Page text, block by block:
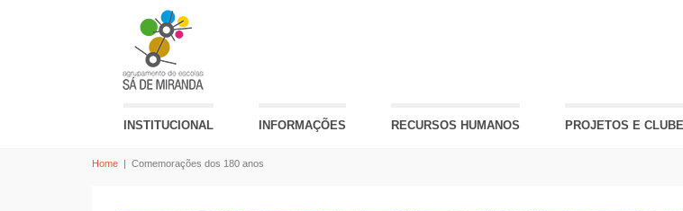
INSTITUCIONAL INFORMAÇÕES RECURSOS HUMANOS PROJETOS E
Home | Comemorações dos 180 anos